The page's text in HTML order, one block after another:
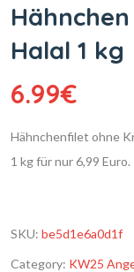
Halal 1 kg
6.99€
Hähnchenfilet ohne
1 kg für nur 6,99 Euro.
SKU: be5d1e6a0d1f
Category: KW25